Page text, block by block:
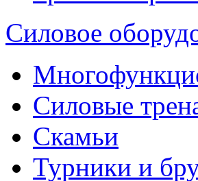
Силовое
Силовые
Скамьи
Турники и